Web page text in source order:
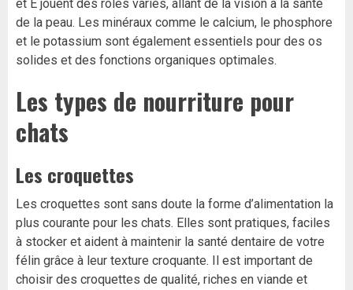
et E jouent des rôles variés, allant de la vision à la santé
de la peau. Les minéraux comme le calcium, le phosphore
et le potassium sont également essentiels pour des os
solides et des fonctions organiques optimales.
Les types de nourriture pour
chats
Les croquettes
Les croquettes sont sans doute la forme d’alimentation la
plus courante pour les chats. Elles sont pratiques, faciles
à stocker et aident à maintenir la santé dentaire de votre
félin grâce à leur texture croquante. Il est important de
choisir des croquettes de qualité, riches en viande et